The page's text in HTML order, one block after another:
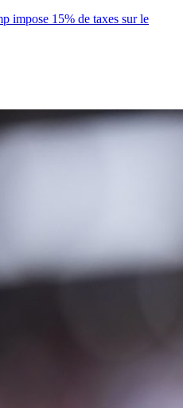
impose 15% de taxes sur le